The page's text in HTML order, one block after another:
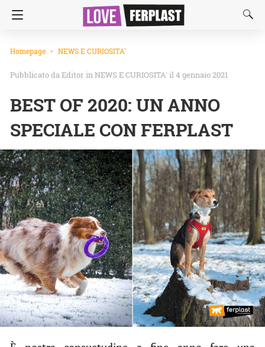
Homepage NEWS E CURIOSITA'
Editor inNEWS E CURIOSITA' il 4 gennaio 2021
BEST OF 2020: UN ANNO
SPECIALE CON FERPLAST